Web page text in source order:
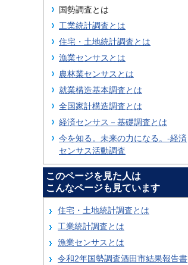
国勢調査とは
工業統計調査とは
住宅・土地統計調査とは
漁業センサスとは
農林業センサスとは
就業構造基本調査とは
全国家計構造調査とは
経済センサス－基礎調査とは
今を知る。未来の力になる。-経済
センサス活動調査
このページを見た人は
こんなページも見ています
住宅・土地統計調査とは
工業統計調査とは
漁業センサスとは
令和2年国勢調査酒田市結果報告書